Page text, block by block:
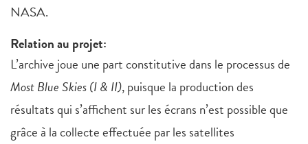
NASA.
Relation au projet:
L’archive joue une part constitutive dans le processus de
Most Blue Skies (I & II), puisque la production des
résultats qui s’affichent sur les écrans n’est possible que
grâce à la collecte effectuée par les satellites